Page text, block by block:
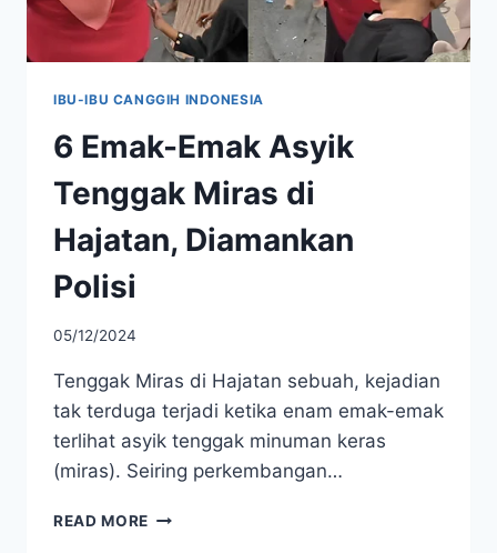
IBU-IBU CANGGIH INDONESIA
6 Emak-Emak Asyik
Tenggak Miras di
Hajatan, Diamankan
Polisi
05/12/2024
Tenggak Miras di Hajatan sebuah, kejadian
tak terduga terjadi ketika enam emak-emak
terlihat asyik tenggak minuman keras
(miras). Seiring perkembangan…
READ MORE